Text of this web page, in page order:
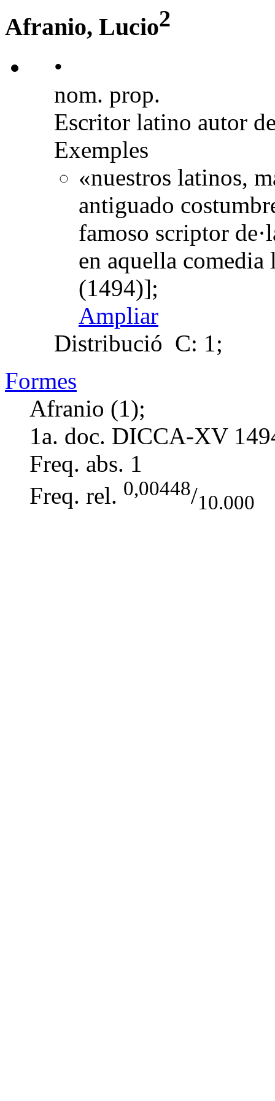
Afranio, Lucio2
•
nom. prop.
Escritor latino autor
Exemples
«nuestros latinos,
antiguado
famoso scriptor
en aquella
(1494)];
Ampliar
Distribució C: 1;
Formes
Afranio (1);
1a. doc. DICCA-XV
Freq. abs. 1
Freq. rel. 0,00448/10.000